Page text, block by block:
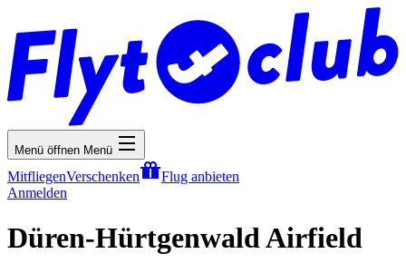
Menü öffnen Menü
MitfliegenVerschenken
Flug anbieten
Anmelden
Düren-Hürtgenwald Airfield